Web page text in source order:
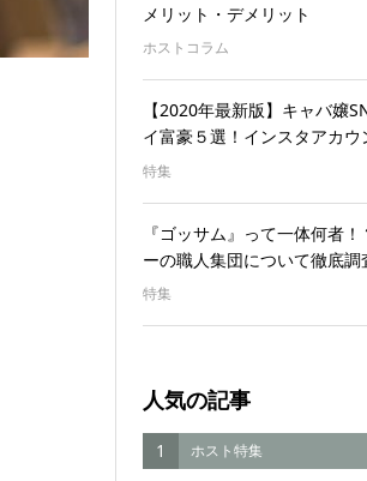
メリット・デメリット
ホストコラム
【2020年最新版】キャバ嬢
イ富豪５選！インスタアカウ
特集
『ゴッサム』って一体何者
ーの職人集団について徹底調
特集
人気の記事
1 ホスト特集